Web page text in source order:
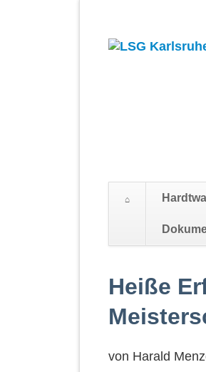
Heiße
von Harald